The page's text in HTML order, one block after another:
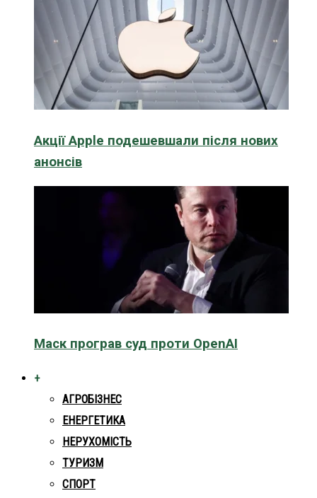
Акції Apple подешевшали після нових
анонсів
Маск програв суд проти OpenAI
+
АГРОБІЗНЕС
ЕНЕРГЕТИКА
НЕРУХОМІСТЬ
ТУРИЗМ
СПОРТ